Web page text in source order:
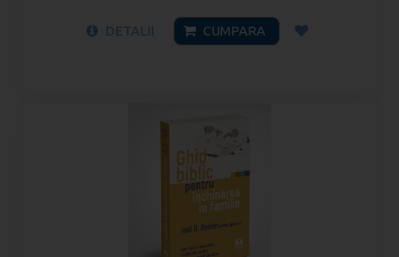
DETALII CUMPARA